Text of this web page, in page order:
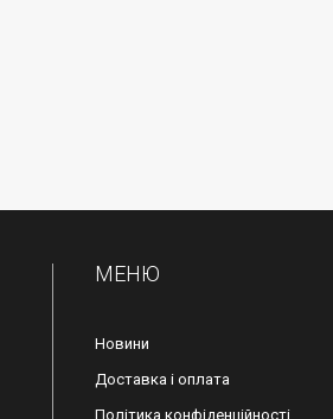
МЕНЮ
Новини
Доставка і оплата
Політика конфіденційності